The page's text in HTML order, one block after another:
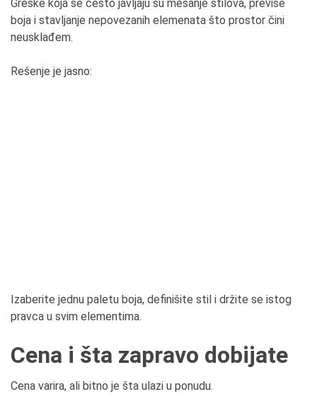
Greške koja se često javljaju su mešanje stilova, previše
boja i stavljanje nepovezanih elemenata što prostor čini
neusklađem.
Rešenje je jasno:
Izaberite jednu paletu boja, definišite stil i držite se istog
pravca u svim elementima.
Cena i šta zapravo dobijate
Cena varira, ali bitno je šta ulazi u ponudu.